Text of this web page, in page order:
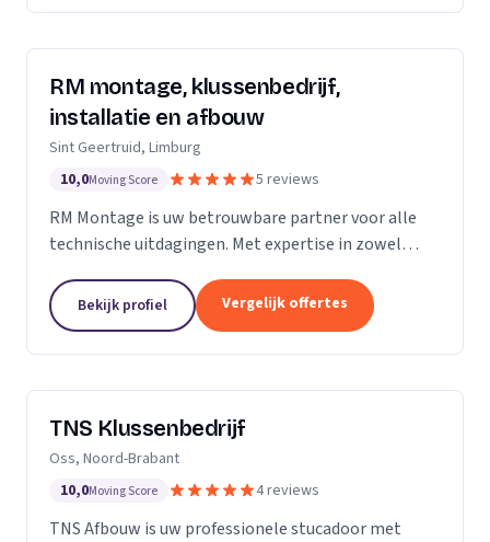
RM montage, klussenbedrijf,
installatie en afbouw
Sint Geertruid, Limburg
10,0Moving Score 5 reviews
RM Montage is uw betrouwbare partner voor alle
technische uitdagingen. Met expertise in zowel
een breed scala aan diensten aan. Van meterkasten
en...
Bekijk profiel Vergelijk offertes
TNS Klussenbedrijf
Oss, Noord-Brabant
10,0Moving Score 4 reviews
TNS Afbouw is uw professionele stucadoor met